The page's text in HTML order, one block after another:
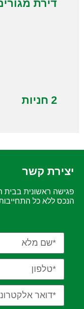
דירת
2 חניות
יצירת קשר
פגישה ראשונית בבית
הנכס ללא כל